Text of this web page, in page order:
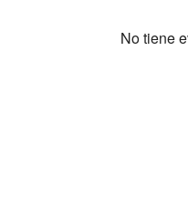
No tiene